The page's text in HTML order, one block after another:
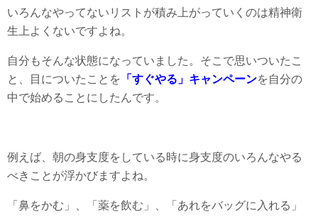
いろんなやってないリストが積み上がっていくのは精神衛
生上よくないですよね。
自分もそんな状態になっていました。そこで思いついたこ
と、目についたことを
「すぐやる」キャンペーンを自分の
中で始めることにしたんです。
例えば、朝の身支度をしている時に身支度のいろんなやる
べきことが浮かびますよね。
「鼻をかむ」、「薬を飲む」、「あれをバッグに入れる」